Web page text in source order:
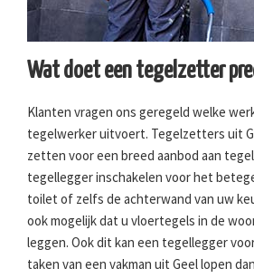
Wat doet een tegelzetter
Klanten vragen ons geregeld welke
tegelwerker uitvoert. Tegelzetters uit
zetten voor een breed aanbod aan
tegellegger inschakelen voor het
toilet of zelfs de achterwand van uw
ook mogelijk dat u vloertegels in de
leggen. Ook dit kan een tegellegger
taken van een vakman uit Geel lopen